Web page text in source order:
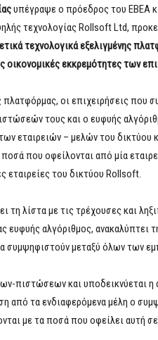
υπέγραψε ο πρόεδρος του ΕΒΕΑ
τεχνολογίας Rollsoft Ltd,
τεχνολογικά εξελιγμένης
οικονομικές εκκρεμότητες των
οι επιχειρήσεις που
τους και ο ευφυής
εταιρειών – μελών του δικτύου
που οφείλονται από μία
εταιρείες του δικτύου Rollsoft.
τη λίστα με τις τρέχουσες και
ευφυής αλγόριθμος, ανακαλύπτει
μεταξύ όλων των
πιστώσεων και υποδεικνύεται
από τα ενδιαφερόμενα μέλη ο
με τα ποσά που οφείλει αυτή